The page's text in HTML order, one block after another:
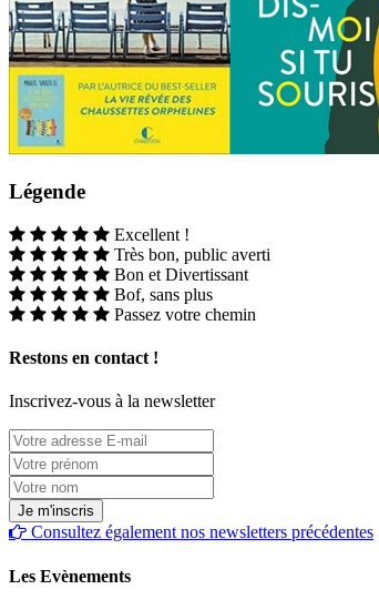
Légende
Excellent !
Très bon, public averti
Bon et Divertissant
Bof, sans plus
Passez votre chemin
Restons en contact !
Inscrivez-vous à la newsletter
Consultez également nos newsletters précédentes
Les Evènements